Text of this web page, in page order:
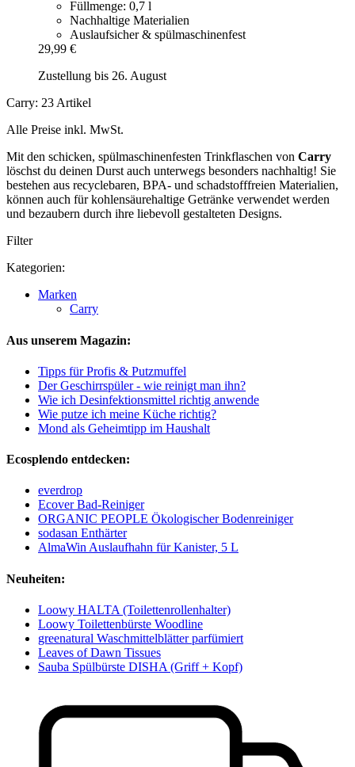
Füllmenge: 0,7 l
Nachhaltige Materialien
Auslaufsicher & spülmaschinenfest
29,99 €
Zustellung bis 26. August
Carry: 23 Artikel
Alle Preise inkl. MwSt.
Mit den schicken, spülmaschinenfesten Trinkflaschen von Carry
löschst du deinen Durst auch unterwegs besonders nachhaltig! Sie
bestehen aus recyclebaren, BPA- und schadstofffreien Materialien,
können auch für kohlensäurehaltige Getränke verwendet werden
und bezaubern durch ihre liebevoll gestalteten Designs.
Filter
Kategorien:
Marken
Carry
Aus unserem Magazin:
Tipps für Profis & Putzmuffel
Der Geschirrspüler - wie reinigt man ihn?
Wie ich Desinfektionsmittel richtig anwende
Wie putze ich meine Küche richtig?
Mond als Geheimtipp im Haushalt
Ecosplendo entdecken:
everdrop
Ecover Bad-Reiniger
ORGANIC PEOPLE Ökologischer Bodenreiniger
sodasan Enthärter
AlmaWin Auslaufhahn für Kanister, 5 L
Neuheiten:
Loowy HALTA (Toilettenrollenhalter)
Loowy Toilettenbürste Woodline
greenatural Waschmittelblätter parfümiert
Leaves of Dawn Tissues
Sauba Spülbürste DISHA (Griff + Kopf)